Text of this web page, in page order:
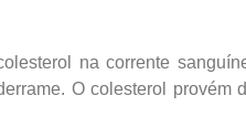
na corrente
O colesterol provém